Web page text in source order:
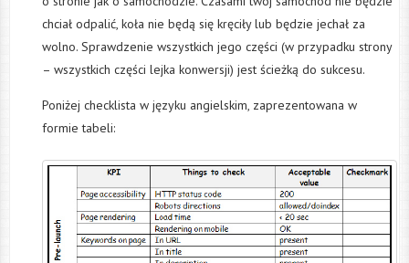
chciał odpalić, koła nie będą się kręciły lub będzie jechał za
wolno. Sprawdzenie wszystkich jego części (w przypadku strony
– wszystkich części lejka konwersji) jest ścieżką do sukcesu.
Poniżej checklista w języku angielskim, zaprezentowana w
formie tabeli: